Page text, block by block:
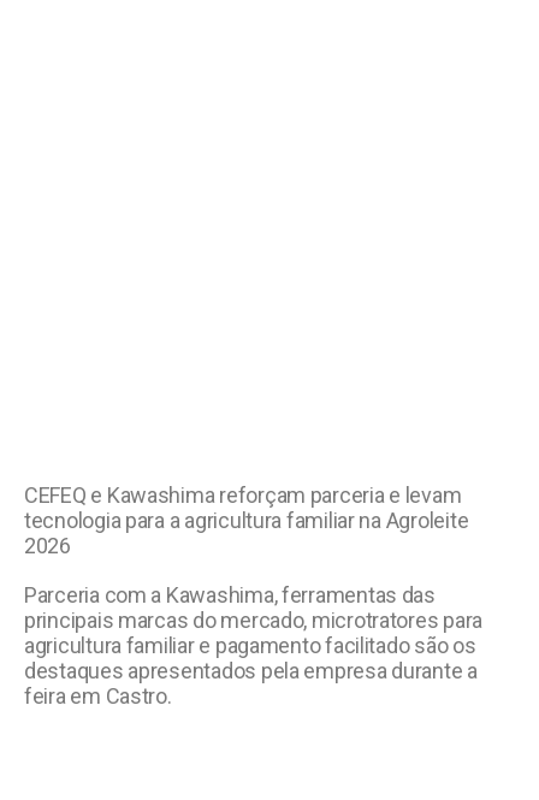
CEFEQ e Kawashima reforçam parceria e levam
tecnologia para a agricultura familiar na Agroleite
2026
Parceria com a Kawashima, ferramentas das
principais marcas do mercado, microtratores para
agricultura familiar e pagamento facilitado são os
destaques apresentados pela empresa durante a
feira em Castro.